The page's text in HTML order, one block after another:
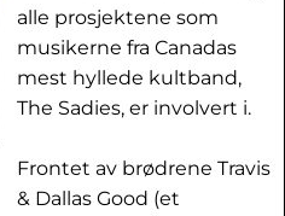
alle prosjektene som
musikerne fra Canadas
mest hyllede kultband,
The Sadies, er involvert i.
Frontet av brødrene Travis
& Dallas Good (et